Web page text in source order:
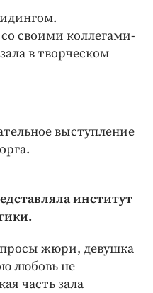
своими коллегами-
в творческом
выступление
институт
жюри, девушка
любовь не
часть зала